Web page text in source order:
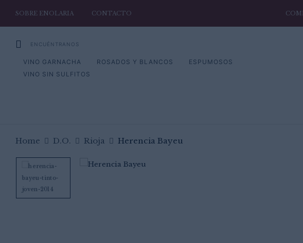
SOBRE ENOLARIA CONTACTO
ENCUÉNTRANOS
VINO GARNACHA ROSADOS Y BLANCOS
ESPUMOSOS
VINO SIN SULFITOS
Home D.O. Rioja Herencia Bayeu